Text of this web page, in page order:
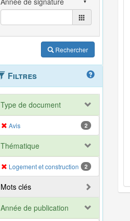
Rechercher
Filtres
Type de document
Avis 2
Thématique
Logement et construction 2
Mots clés
Année de publication